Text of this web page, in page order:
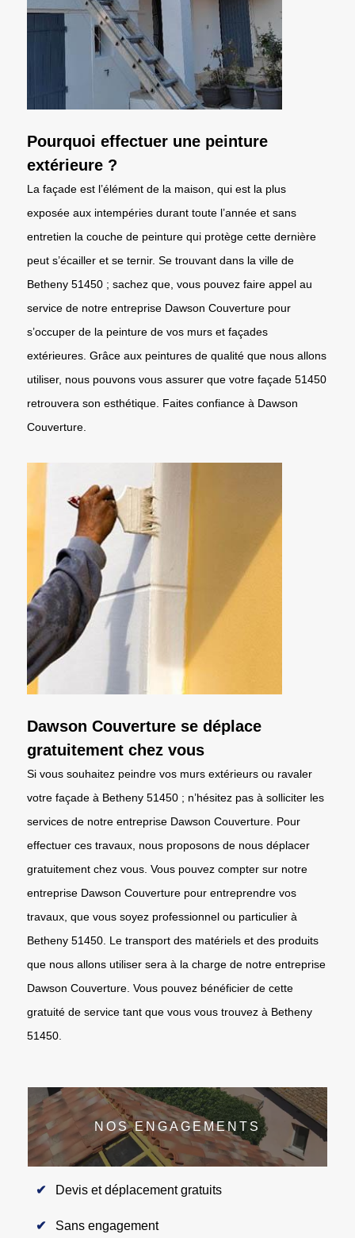
Pourquoi effectuer une peinture
extérieure ?
La façade est l’élément de la maison, qui est la plus
exposée aux intempéries durant toute l’année et sans
entretien la couche de peinture qui protège cette dernière
peut s’écailler et se ternir. Se trouvant dans la ville de
Betheny 51450 ; sachez que, vous pouvez faire appel au
service de notre entreprise Dawson Couverture pour
s’occuper de la peinture de vos murs et façades
extérieures. Grâce aux peintures de qualité que nous allons
utiliser, nous pouvons vous assurer que votre façade 51450
retrouvera son esthétique. Faites confiance à Dawson
Couverture.
Dawson Couverture se déplace
gratuitement chez vous
Si vous souhaitez peindre vos murs extérieurs ou ravaler
votre façade à Betheny 51450 ; n’hésitez pas à solliciter les
services de notre entreprise Dawson Couverture. Pour
effectuer ces travaux, nous proposons de nous déplacer
gratuitement chez vous. Vous pouvez compter sur notre
entreprise Dawson Couverture pour entreprendre vos
travaux, que vous soyez professionnel ou particulier à
Betheny 51450. Le transport des matériels et des produits
que nous allons utiliser sera à la charge de notre entreprise
Dawson Couverture. Vous pouvez bénéficier de cette
gratuité de service tant que vous vous trouvez à Betheny
51450.
NOS ENGAGEMENTS
Devis et déplacement gratuits
Sans engagement